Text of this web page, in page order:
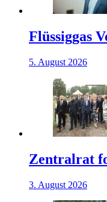
Flüssiggas
5. August 2026
Zentralrat
3. August 2026